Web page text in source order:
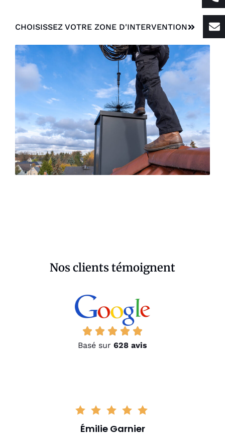
CHOISISSEZ VOTRE ZONE D'INTERVENTION
Nos clients témoignent
Basé sur 628 avis
Émilie Garnier